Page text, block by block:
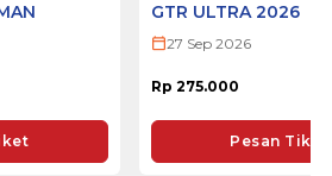
GTR ULTRA 2026
27 Sep 2026
Rp 275.000
Pesan Tiket